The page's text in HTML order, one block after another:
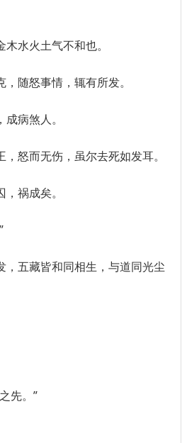
水火土气不和也。
随怒事情，辄有所发。
病煞人。
怒而无伤，虽尔去死如发耳。
祸成矣。
，五藏皆和同相生，与道同光尘
先。”